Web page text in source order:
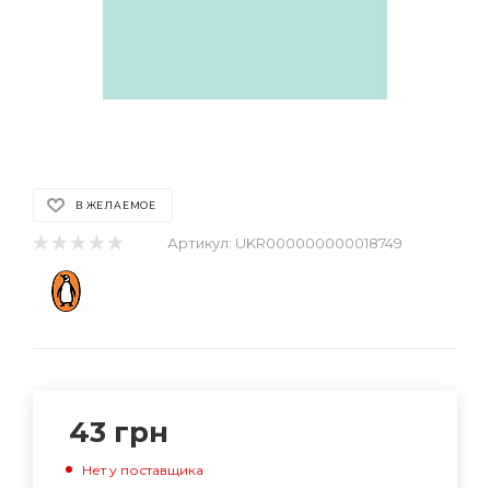
В ЖЕЛАЕМОЕ
Артикул: UKR000000000018749
43 грн
Нет у поставщика